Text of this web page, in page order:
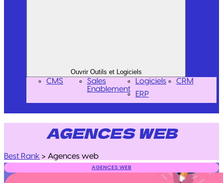
Ouvrir Outils et Logiciels
CMS
Sales
Enablement
Logiciels
CRM
ERP
AGENCES WEB
Best Rank > Agences web
AGENCES WEB